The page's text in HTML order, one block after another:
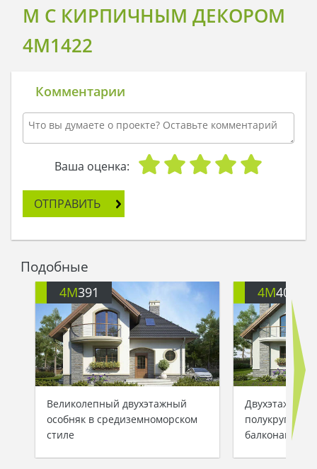
М С КИРПИЧНЫМ ДЕКОРОМ
4M1422
Комментарии
Ваша оценка:
ОТПРАВИТЬ
Подобные
4M391
Великолепный двухэтажный
особняк в средиземноморском
стиле
4M401
Двухэтажный
балконами